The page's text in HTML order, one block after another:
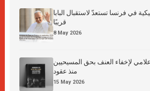
في فرنسا تستعدّ لاستقبال البابا
قريبًا
8 May 2026
لإخفاء العنف بحق المسيحيين
منذ عقود
15 May 2026